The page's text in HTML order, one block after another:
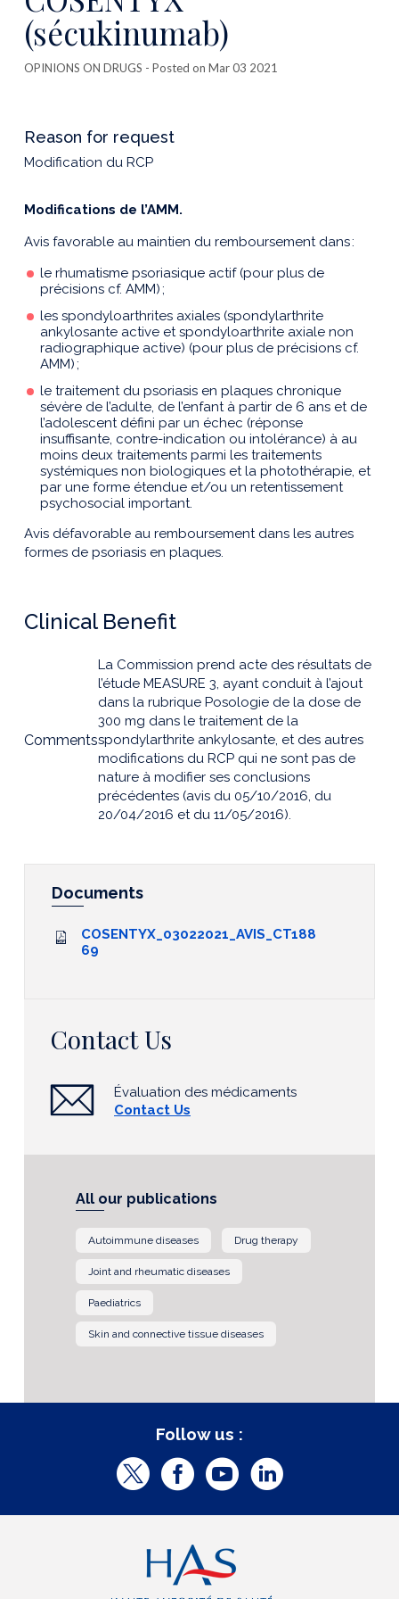
(sécukinumab)
OPINIONS ON DRUGS - Posted on Mar 03 2021
Reason for request
Modification du RCP
Modifications de l’AMM.
Avis favorable au maintien du remboursement dans :
le rhumatisme psoriasique actif (pour plus de
précisions cf. AMM) ;
les spondyloarthrites axiales (spondylarthrite
ankylosante active et spondyloarthrite axiale non
radiographique active) (pour plus de précisions cf.
AMM) ;
le traitement du psoriasis en plaques chronique
sévère de l’adulte, de l’enfant à partir de 6 ans et de
l’adolescent défini par un échec (réponse
insuffisante, contre-indication ou intolérance) à au
moins deux traitements parmi les traitements
systémiques non biologiques et la photothérapie, et
par une forme étendue et/ou un retentissement
psychosocial important.
Avis défavorable au remboursement dans les autres
formes de psoriasis en plaques.
Clinical Benefit
Comments
La Commission prend acte des résultats de
l’étude MEASURE 3, ayant conduit à l’ajout
dans la rubrique Posologie de la dose de
300 mg dans le traitement de la
spondylarthrite ankylosante, et des autres
modifications du RCP qui ne sont pas de
nature à modifier ses conclusions
précédentes (avis du 05/10/2016, du
20/04/2016 et du 11/05/2016).
Documents
COSENTYX_03022021_AVIS_CT188
69
Contact Us
Évaluation des médicaments
Contact Us
All our publications
Autoimmune diseases Drug therapy
Joint and rheumatic diseases
Paediatrics
Skin and connective tissue diseases
Follow us :
T
t
F
c
e
Y
L